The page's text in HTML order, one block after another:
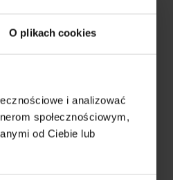
O plikach cookies
i analizować
społecznościowym,
od Ciebie lub